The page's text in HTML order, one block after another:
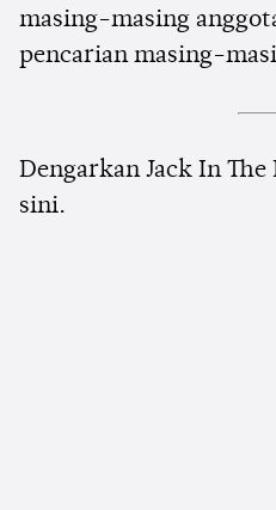
masing-masing
pencarian masing-
Dengarkan Jack In
sini.